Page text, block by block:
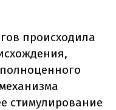
происходила
стимулирование